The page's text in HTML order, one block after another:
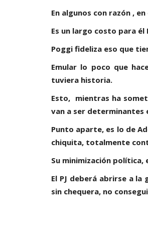
En algunos con razón ,
Es un largo costo para él
Poggi fideliza eso que
Emular lo poco que
tuviera historia.
Esto, mientras ha
van a ser determinantes
Punto aparte, es lo de
chiquita, totalmente
Su minimización política,
El PJ deberá abrirse a
sin chequera, no
Política San Luis
Negri
no le